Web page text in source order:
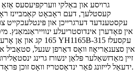
גרויסע און באַלקי ווערקפּיעסעס אַזאַ
קעסטלעך, דעם ראָבאָט קאַמביינז
עקסטענדעד דערגרייכן און פּינטלעכקייט
אין פאָדערן אינדוסטריעלע ינווייראַנמאַנץ.
אין סצענאַריאָוז וואָס דאַרפן שנעל, סטאַביל
זיין מאַדזשאַלער פּלאַן ינשורז גרינג
ידעאַל לייזונג פֿאַר ינדאַסטריז וואָס זוכן פּראָדוקטיוויטי און רילייאַבילאַטי.